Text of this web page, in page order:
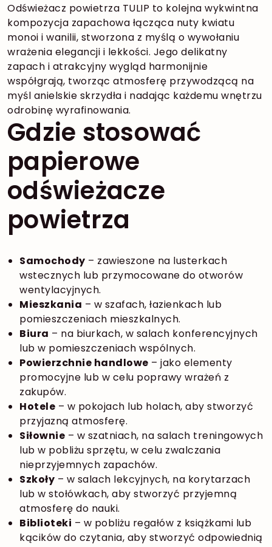
Odświeżacz powietrza TULIP to kolejna wykwintna
kompozycja zapachowa łącząca nuty kwiatu
monoi i wanilii, stworzona z myślą o wywołaniu
wrażenia elegancji i lekkości. Jego delikatny
zapach i atrakcyjny wygląd harmonijnie
współgrają, tworząc atmosferę przywodzącą na
myśl anielskie skrzydła i nadając każdemu wnętrzu
odrobinę wyrafinowania.
Gdzie stosować
papierowe
odświeżacze
powietrza
Samochody – zawieszone na lusterkach
wstecznych lub przymocowane do otworów
wentylacyjnych.
Mieszkania – w szafach, łazienkach lub
pomieszczeniach mieszkalnych.
Biura – na biurkach, w salach konferencyjnych
lub w pomieszczeniach wspólnych.
Powierzchnie handlowe – jako elementy
promocyjne lub w celu poprawy wrażeń z
zakupów.
Hotele – w pokojach lub holach, aby stworzyć
przyjazną atmosferę.
Siłownie – w szatniach, na salach treningowych
lub w pobliżu sprzętu, w celu zwalczania
nieprzyjemnych zapachów.
Szkoły – w salach lekcyjnych, na korytarzach
lub w stołówkach, aby stworzyć przyjemną
atmosferę do nauki.
Biblioteki – w pobliżu regałów z książkami lub
kącików do czytania, aby stworzyć odpowiednią